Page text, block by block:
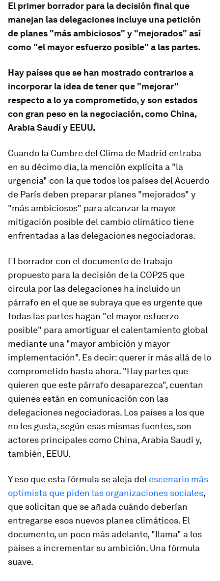
El primer borrador para la decisión final que
manejan las delegaciones incluye una petición
de planes "más ambiciosos" y "mejorados" así
como "el mayor esfuerzo posible" a las partes.
Hay países que se han mostrado contrarios a
incorporar la idea de tener que "mejorar"
respecto a lo ya comprometido, y son estados
con gran peso en la negociación, como China,
Arabia Saudí y EEUU.
Cuando la Cumbre del Clima de Madrid entraba
en su décimo día, la mención explícita a "la
urgencia" con la que todos los países del Acuerdo
de París deben preparar planes "mejorados" y
"más ambiciosos" para alcanzar la mayor
mitigación posible del cambio climático tiene
enfrentadas a las delegaciones negociadoras.
El borrador con el documento de trabajo
propuesto para la decisión de la COP25 que
circula por las delegaciones ha incluido un
párrafo en el que se subraya que es urgente que
todas las partes hagan "el mayor esfuerzo
posible" para amortiguar el calentamiento global
mediante una "mayor ambición y mayor
implementación". Es decir: querer ir más allá de lo
comprometido hasta ahora. "Hay partes que
quieren que este párrafo desaparezca", cuentan
quienes están en comunicación con las
delegaciones negociadoras. Los países a los que
no les gusta, según esas mismas fuentes, son
actores principales como China, Arabia Saudí y,
también, EEUU.
Y eso que esta fórmula se aleja del escenario más
optimista que piden las organizaciones sociales,
que solicitan que se añada cuándo deberían
entregarse esos nuevos planes climáticos. El
documento, un poco más adelante, "llama" a los
países a incrementar su ambición. Una fórmula
suave.